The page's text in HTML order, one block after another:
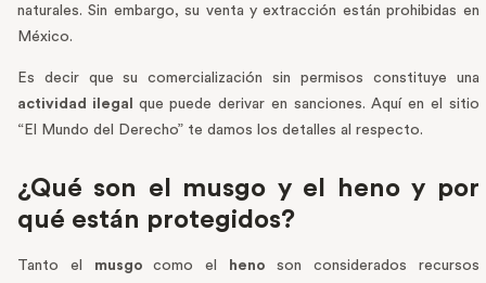
naturales. Sin embargo, su venta y extracción están prohibidas en
México.
Es decir que su comercialización sin permisos constituye una
actividad ilegal que puede derivar en sanciones. Aquí en el sitio
“El Mundo del Derecho” te damos los detalles al respecto.
¿Qué son el musgo y el heno y por
qué están protegidos?
Tanto el musgocomo el heno son considerados recursos